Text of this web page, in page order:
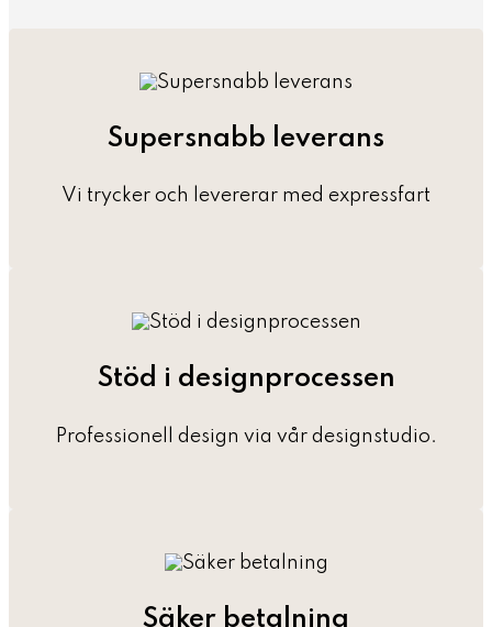
Supersnabb leverans
Vi trycker och levererar med expressfart
Stöd i designprocessen
Professionell design via vår designstudio.
Säker betalning